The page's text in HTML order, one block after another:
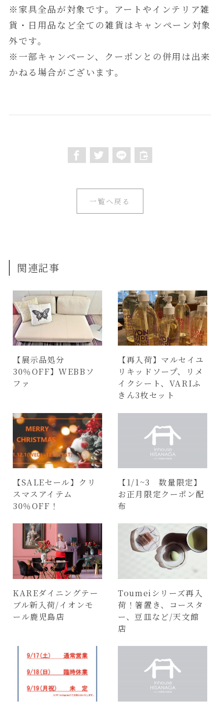
※家具全品が対象です。アートやインテリア雑
貨・日用品など全ての雑貨はキャンペーン対象
外です。
※一部キャンペーン、クーポンとの併用は出来
かねる場合がございます。
一覧へ戻る
関連記事
【展示品処分
30％OFF】WEBBソ
ファ
【再入荷】マルセイユ
リキッドソープ、リメ
イクシート、VARIふ
きん3枚セット
【SALEセール】クリ
スマスアイテム
30％OFF！
【1/1~3 数量限定】
お正月限定クーポン配
布
KAREダイニングテー
ブル新入荷/イオンモ
ール鹿児島店
Toumeiシリーズ再入
荷！箸置き、コースタ
ー、豆皿など/天文館
店